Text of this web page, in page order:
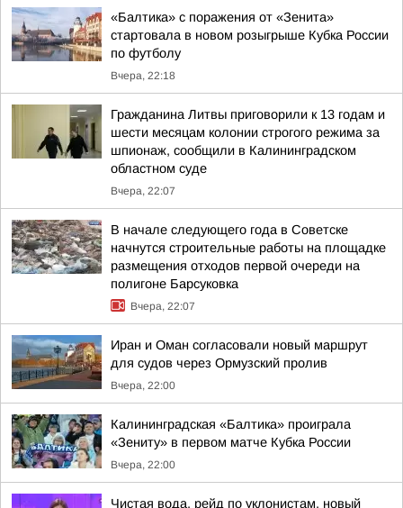
«Балтика» с поражения от «Зенита»
стартовала в новом розыгрыше Кубка России
по футболу
Вчера, 22:18
Гражданина Литвы приговорили к 13 годам и
шести месяцам колонии строгого режима за
шпионаж, сообщили в Калининградском
областном суде
Вчера, 22:07
В начале следующего года в Советске
начнутся строительные работы на площадке
размещения отходов первой очереди на
полигоне Барсуковка
Вчера, 22:07
Иран и Оман согласовали новый маршрут
для судов через Ормузский пролив
Вчера, 22:00
Калининградская «Балтика» проиграла
«Зениту» в первом матче Кубка России
Вчера, 22:00
Чистая вода, рейд по уклонистам, новый